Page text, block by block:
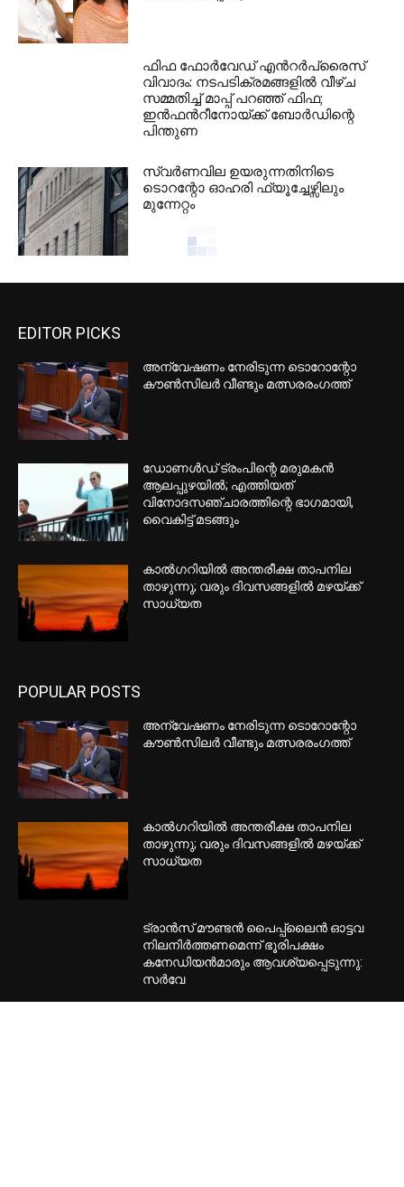
ഫിഫ ഫോർവേഡ് എൻറർപ്രൈസ്
വിവാദം: നടപടിക്രമങ്ങളിൽ വീഴ്ച
സമ്മതിച്ച് മാപ്പ് പറഞ്ഞ് ഫിഫ;
ഇൻഫൻറീനോയ്ക്ക് ബോർഡിന്റെ
പിന്തുണ
സ്വർണവില ഉയരുന്നതിനിടെ
ടൊറന്റോ ഓഹരി ഫ്യൂച്ചേഴ്സിലും
മുന്നേറ്റം
EDITOR PICKS
അന്വേഷണം നേരിടുന്ന ടൊറോന്റോ
കൗണ്‍സിലര്‍ വീണ്ടും മത്സരരംഗത്ത്
ഡോണള്‍ഡ് ട്രംപിന്റെ മരുമകന്‍
ആലപ്പുഴയില്‍; എത്തിയത്
വിനോദസഞ്ചാരത്തിന്റെ ഭാഗമായി,
വൈകിട്ട് മടങ്ങും
കാല്‍ഗറിയില്‍ അന്തരീക്ഷ താപനില
താഴുന്നു; വരും ദിവസങ്ങളില്‍ മഴയ്ക്ക്
സാധ്യത
POPULAR POSTS
അന്വേഷണം നേരിടുന്ന ടൊറോന്റോ
കൗണ്‍സിലര്‍ വീണ്ടും മത്സരരംഗത്ത്
കാല്‍ഗറിയില്‍ അന്തരീക്ഷ താപനില
താഴുന്നു; വരും ദിവസങ്ങളില്‍ മഴയ്ക്ക്
സാധ്യത
ട്രാന്‍സ് മൗണ്ടന്‍ പൈപ്പ്ലൈന്‍ ഓട്ടവ
നിലനിര്‍ത്തണമെന്ന് ഭൂരിപക്ഷം
കനേഡിയന്‍മാരും ആവശ്യപ്പെടുന്നു:
സര്‍വേ